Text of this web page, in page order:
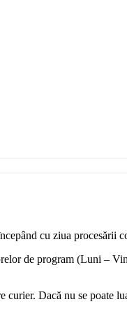
cu ziua procesării
de program (Luni –
curier. Dacă nu se poate